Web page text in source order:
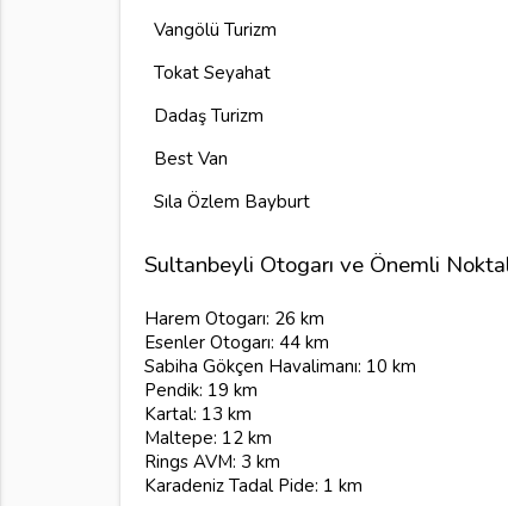
Vangölü Turizm
Tokat Seyahat
Dadaş Turizm
Best Van
Sıla Özlem Bayburt
Sultanbeyli Otogarı ve Önemli
Harem Otogarı: 26 km
Esenler Otogarı: 44 km
Sabiha Gökçen Havalimanı: 10 km
Pendik: 19 km
Kartal: 13 km
Maltepe: 12 km
Rings AVM: 3 km
Karadeniz Tadal Pide: 1 km